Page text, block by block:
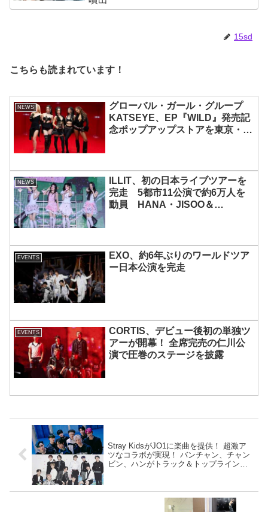
15sd
こちらも読まれています！
NEWS
グローバル・ガール・グループ
KATSEYE、EP『WILD』発売記
念ポップアップストアを東京・原
NEWS
ILLIT、初の日本ライブツアーを
完走 5都市11公演で約6万人を
動員 HANA・JISOO＆
EVENTS
EXO、約6年ぶりのワールドツア
ー日本公演を完走
EVENTS
CORTIS、デビュー後初の単独ツ
アーが開幕！ 全席完売の仁川公
演で圧巻のステージを披露
Stray KidsがJO1に楽曲を提供！ 超激ア
ツなコラボが実現！ バンチャン、チャン
ビン、ハンがトラック＆トップラインを